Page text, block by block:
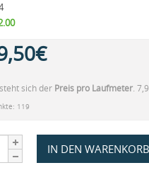
sich der Preis pro Laufmeter.
119